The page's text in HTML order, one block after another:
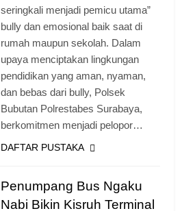
seringkali menjadi pemicu utama”
bully dan emosional baik saat di
rumah maupun sekolah. Dalam
upaya menciptakan lingkungan
pendidikan yang aman, nyaman,
dan bebas dari bully, Polsek
Bubutan Polrestabes Surabaya,
berkomitmen menjadi pelopor…
DAFTAR PUSTAKA
Penumpang Bus Ngaku
Nabi Bikin Kisruh Terminal